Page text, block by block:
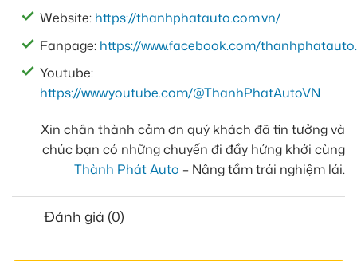
Website: https://thanhphatauto.com.vn/
Fanpage: https://www.facebook.com/
Youtube:
https://www.youtube.com/@ThanhPhatAutoVN
Xin chân thành cảm ơn quý khách đã tin tưởng và
chúc bạn có những chuyến đi đầy hứng khởi cùng
Thành Phát Auto – Nâng tầm trải nghiệm lái.
Đánh giá (0)